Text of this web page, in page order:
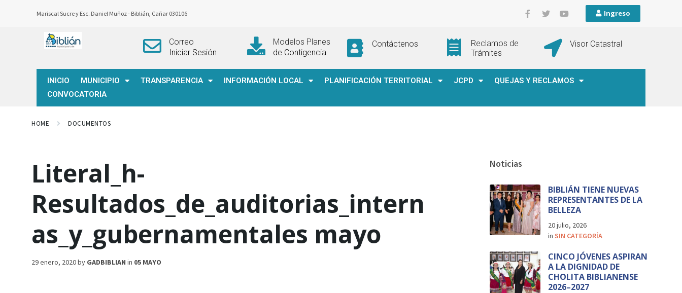
Mariscal Sucre y Esc. Daniel Muñoz - Biblián, Cañar 030106 Ingreso
Correo
Iniciar Sesión
Modelos Planes
de Contigencia
Contáctenos
Reclamos de
Trámites
Visor Catastral
INICIO MUNICIPIO TRANSPARENCIA INFORMACIÓN LOCAL PLANIFICACIÓN TERRITORIAL JCPD
QUEJAS Y RECLAMOS
CONVOCATORIA
HOME DOCUMENTOS
Literal_h-
Resultados_de_auditorias_intern
as_y_gubernamentales mayo
29 enero, 2020by GADBIBLIAN in 05 MAYO
Noticias
BIBLIÁN TIENE NUEVAS
REPRESENTANTES DE LA
BELLEZA
20 julio, 2026
inSIN CATEGORÍA
CINCO JÓVENES ASPIRAN
A LA DIGNIDAD DE
CHOLITA BIBLIANENSE
2026–2027